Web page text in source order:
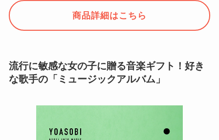
商品詳細はこちら
流行に敏感な女の子に贈る音楽ギフト！好き
な歌手の「ミュージックアルバム」